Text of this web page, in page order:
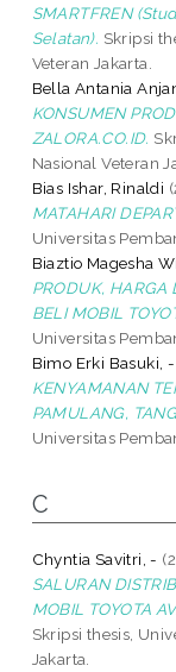
SMARTFREN
Selatan). Skripsi
Veteran Jakarta.
Bella Antania
KONSUMEN
ZALORA.CO.ID.
Nasional Veteran
Bias Ishar, Rinaldi
MATAHARI
Universitas
Biaztio Magesha
PRODUK, HARGA
BELI MOBIL
Universitas
Bimo Erki Basuki, -
KENYAMANAN
PAMULANG,
Universitas
C
Chyntia Savitri, -
SALURAN
MOBIL TOYOTA
Skripsi thesis,
Jakarta.